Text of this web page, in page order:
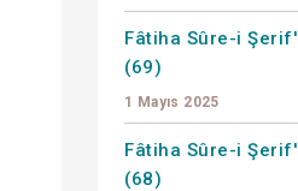
Fâtiha Sûre-i
(69)
1 Mayıs 2025
Fâtiha Sûre-i
(68)